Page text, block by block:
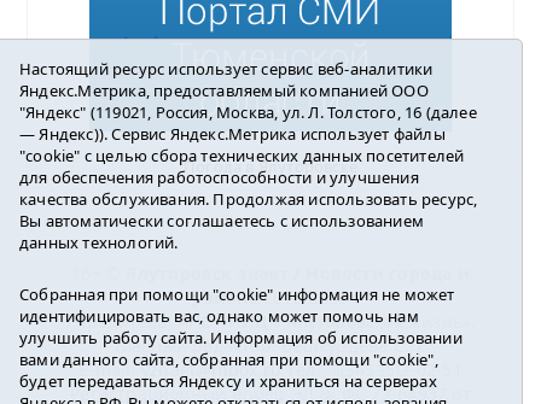
Погода в Ялуторовске
района2016-2023
Учредитель: АНО «ИИЦ « Ялуторовская жизнь».
Главный редактор: Вешкурцева С.П.
E-mail:yznaet@inbox.ruТел.: 8(34535)2-02-51
Регистрационный номер ЭЛ № ФС 77-64937 от
Настоящий ресурс использует сервис веб-аналитики
Яндекс.Метрика, предоставляемый компанией ООО
"Яндекс" (119021, Россия, Москва, ул. Л. Толстого, 16 (далее
— Яндекс)). Сервис Яндекс.Метрика использует файлы
"cookie" с целью сбора технических данных посетителей
для обеспечения работоспособности и улучшения
качества обслуживания. Продолжая использовать ресурс,
Вы автоматически соглашаетесь с использованием
данных технологий.
Собранная при помощи "cookie" информация не может
идентифицировать вас, однако может помочь нам
улучшить работу сайта. Информация об использовании
вами данного сайта, собранная при помощи "cookie",
будет передаваться Яндексу и храниться на серверах